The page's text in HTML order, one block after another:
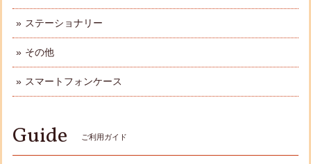
ステーショナリー
その他
スマートフォンケース
Guide ご利用ガイド